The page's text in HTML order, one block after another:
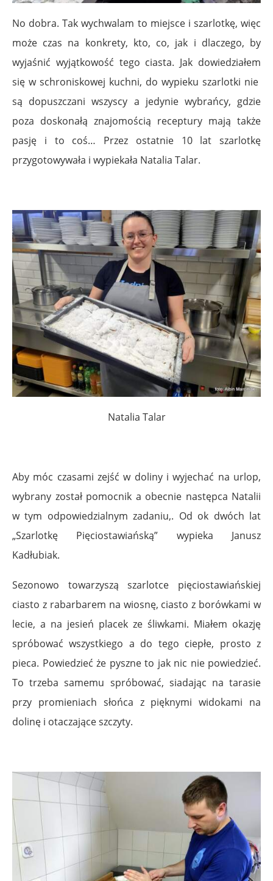
No dobra. Tak wychwalam to miejsce i szarlotkę, więc
może czas na konkrety, kto, co, jak i dlaczego, by
wyjaśnić wyjątkowość tego ciasta. Jak dowiedziałem
się w schroniskowej kuchni, do wypieku szarlotki nie
są dopuszczani wszyscy a jedynie wybrańcy, gdzie
poza doskonałą znajomością receptury mają także
pasję i to coś… Przez ostatnie 10 lat szarlotkę
przygotowywała i wypiekała Natalia Talar.
Natalia Talar
Aby móc czasami zejść w doliny i wyjechać na urlop,
wybrany został pomocnik a obecnie następca Natalii
w tym odpowiedzialnym zadaniu,. Od ok dwóch lat
„Szarlotkę Pięciostawiańską” wypieka Janusz
Kadłubiak.
Sezonowo towarzyszą szarlotce pięciostawiańskiej
ciasto z rabarbarem na wiosnę, ciasto z borówkami w
lecie, a na jesień placek ze śliwkami. Miałem okazję
spróbować wszystkiego a do tego ciepłe, prosto z
pieca. Powiedzieć że pyszne to jak nic nie powiedzieć.
To trzeba samemu spróbować, siadając na tarasie
przy promieniach słońca z pięknymi widokami na
dolinę i otaczające szczyty.